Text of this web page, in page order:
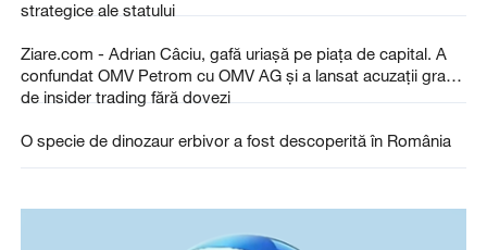
strategice ale statului
Ziare.com - Adrian Câciu, gafă uriașă pe piața de capital. A
confundat OMV Petrom cu OMV AG și a lansat acuzații grave
de insider trading fără dovezi
O specie de dinozaur erbivor a fost descoperită în România